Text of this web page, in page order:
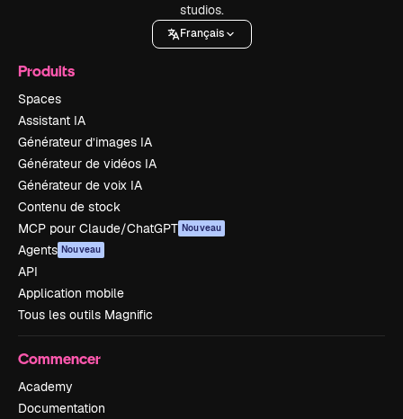
studios.
Français
Produits
Spaces
Assistant IA
Générateur d’images IA
Générateur de vidéos IA
Générateur de voix IA
Contenu de stock
MCP pour Claude/ChatGPT Nouveau
Agents Nouveau
API
Application mobile
Tous les outils Magnific
Commencer
Academy
Documentation